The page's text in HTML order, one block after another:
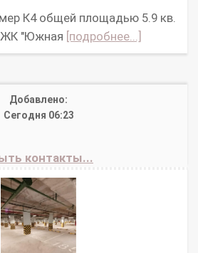
К4 общей площадью 5.9 кв.
ЖК "Южная [подробнее...]
Добавлено:
Сегодня 06:23
контакты...